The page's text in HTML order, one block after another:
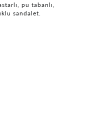
pu tabanlı,
sandalet.